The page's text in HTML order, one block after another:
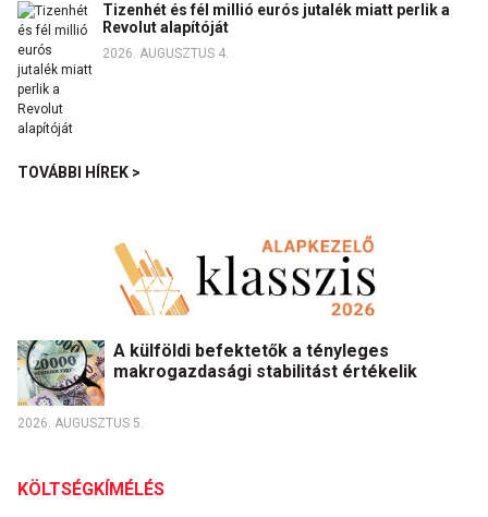
Tizenhét és fél millió eurós jutalék miatt perlik a
Revolut alapítóját
2026. AUGUSZTUS 4.
TOVÁBBI HÍREK >
A külföldi befektetők a tényleges
makrogazdasági stabilitást értékelik
2026. AUGUSZTUS 5.
KÖLTSÉGKÍMÉLÉS